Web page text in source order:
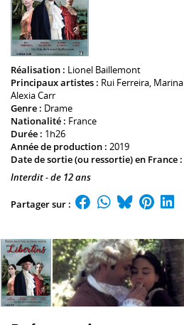
Réalisation : Lionel Baillemont
Principaux artistes : Rui Ferreira,
Alexia Carr
Genre : Drame
Nationalité : France
Durée : 1h26
Année de production : 2019
Date de sortie (ou ressortie) en France :
Interdit - de 12 ans
Partager sur :